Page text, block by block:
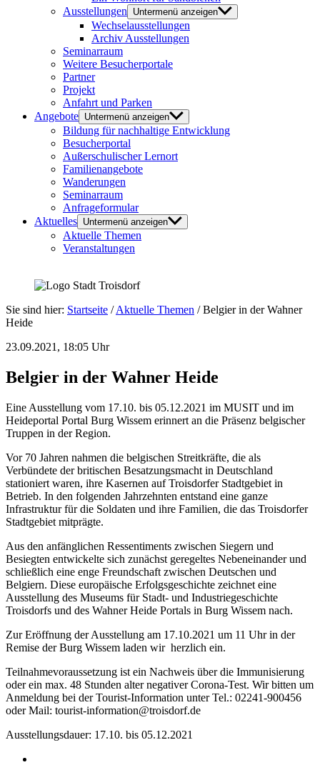
Ausstellungen
Untermenü anzeigen
Wechselausstellungen
Archiv Ausstellungen
Seminarraum
Weitere Besucherportale
Partner
Projekt
Anfahrt und Parken
Angebote Untermenü anzeigen
Bildung für nachhaltige Entwicklung
Besucherportal
Außerschulischer Lernort
Familienangebote
Wanderungen
Seminarraum
Anfrageformular
Aktuelles Untermenü anzeigen
Aktuelle Themen
Veranstaltungen
Sie sind hier: Startseite /Aktuelle Themen /Belgier in der Wahner
Heide
23.09.2021, 18:05 Uhr
Belgier in der Wahner Heide
Eine Ausstellung vom 17.10. bis 05.12.2021 im MUSIT und im
Heideportal Portal Burg Wissem erinnert an die Präsenz belgischer
Truppen in der Region.
Vor 70 Jahren nahmen die belgischen Streitkräfte, die als
Verbündete der britischen Besatzungsmacht in Deutschland
stationiert waren, ihre Kasernen auf Troisdorfer Stadtgebiet in
Betrieb. In den folgenden Jahrzehnten entstand eine ganze
Infrastruktur für die Soldaten und ihre Familien, die das Troisdorfer
Stadtgebiet mitprägte.
Aus den anfänglichen Ressentiments zwischen Siegern und
Besiegten entwickelte sich zunächst geregeltes Nebeneinander und
schließlich eine enge Freundschaft zwischen Deutschen und
Belgiern. Diese europäische Erfolgsgeschichte zeichnet eine
Ausstellung des Museums für Stadt- und Industriegeschichte
Troisdorfs und des Wahner Heide Portals in Burg Wissem nach.
Zur Eröffnung der Ausstellung am 17.10.2021 um 11 Uhr in der
Remise der Burg Wissem laden wir herzlich ein.
Teilnahmevoraussetzung ist ein Nachweis über die Immunisierung
oder ein max. 48 Stunden alter negativer Corona-Test. Wir bitten um
Anmeldung bei der Tourist-Information unter Tel.: 02241-900456
oder Mail: tourist-information@troisdorf.de
Ausstellungsdauer: 17.10. bis 05.12.2021